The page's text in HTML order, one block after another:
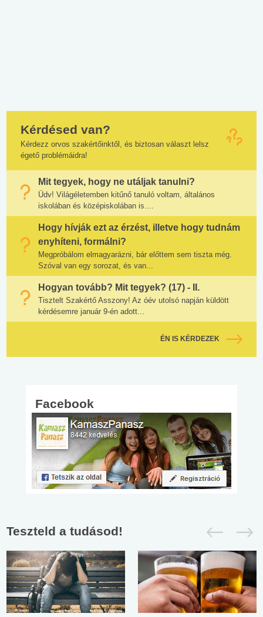
Kérdésed van?
Kérdezz orvos szakértőinktől, és biztosan választ lelsz
égető problémáidra!
Mit tegyek, hogy ne utáljak tanulni?
Üdv! Világéletemben kitűnő tanuló voltam, általános
iskolában és középiskolában is....
Hogy hívják ezt az érzést, illetve hogy tudnám
enyhíteni, formálni?
Megpróbálom elmagyarázni, bár előttem sem tiszta még.
Szóval van egy sorozat, és van...
Hogyan tovább? Mit tegyek? (17) - II.
Tisztelt Szakértő Asszony! Az óév utolsó napján küldött
kérdésemre január 9-én adott...
ÉN IS KÉRDEZEK
Facebook
Teszteld a tudásod!